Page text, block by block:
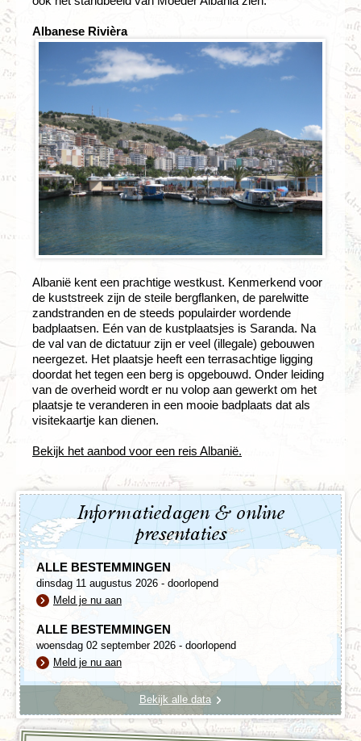
Albanese Rivièra
Albanië kent een prachtige westkust. Kenmerkend voor
de kuststreek zijn de steile bergflanken, de parelwitte
zandstranden en de steeds populairder wordende
badplaatsen. Eén van de kustplaatsjes is Saranda. Na
de val van de dictatuur zijn er veel (illegale) gebouwen
neergezet. Het plaatsje heeft een terrasachtige ligging
doordat het tegen een berg is opgebouwd. Onder leiding
van de overheid wordt er nu volop aan gewerkt om het
plaatsje te veranderen in een mooie badplaats dat als
visitekaartje kan dienen.
Bekijk het aanbod voor een reis Albanië.
Informatiedagen & online
presentaties
ALLE BESTEMMINGEN
dinsdag 11 augustus 2026 - doorlopend
Meld je nu aan
ALLE BESTEMMINGEN
woensdag 02 september 2026 - doorlopend
Meld je nu aan
Bekijk alle data